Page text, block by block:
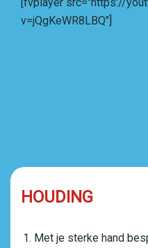
v=jQgKeWR8LBQ"]
HOUDING
Met je sterke hand